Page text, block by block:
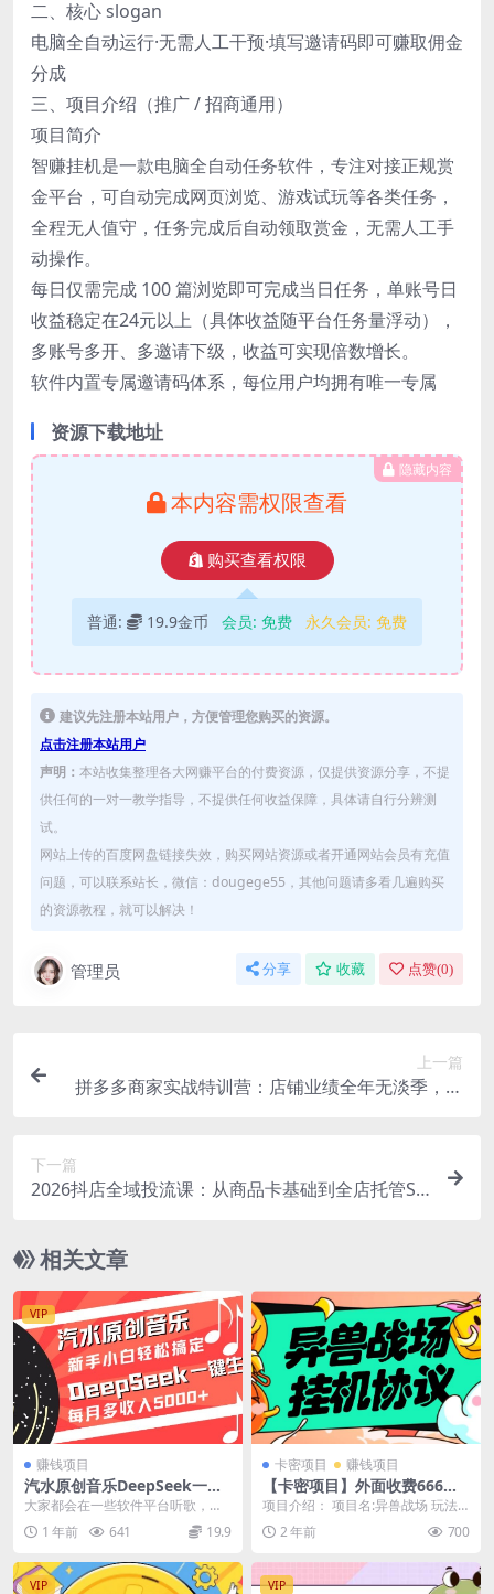
二、核心 slogan
电脑全自动运行·无需人工干预·填写邀请码即可赚取佣金
分成
三、项目介绍（推广 / 招商通用）
项目简介
智赚挂机是一款电脑全自动任务软件，专注对接正规赏
金平台，可自动完成网页浏览、游戏试玩等各类任务，
全程无人值守，任务完成后自动领取赏金，无需人工手
动操作。
每日仅需完成 100 篇浏览即可完成当日任务，单账号日
收益稳定在24元以上（具体收益随平台任务量浮动），
多账号多开、多邀请下级，收益可实现倍数增长。
软件内置专属邀请码体系，每位用户均拥有唯一专属
资源下载地址
隐藏内容
本内容需权限查看
购买查看权限
普通: 19.9金币 会员: 免费 永久会员: 免费
建议先注册本站用户，方便管理您购买的资源。
点击注册本站用户
声明： 本站收集整理各大网赚平台的付费资源，仅提供资源分享，不提
供任何的一对一教学指导，不提供任何收益保障，具体请自行分辨测
试。
网站上传的百度网盘链接失效，购买网站资源或者开通网站会员有充值
问题，可以联系站长，微信：dougege55，其他问题请多看几遍购买
的资源教程，就可以解决！
管理员 分享 收藏 点赞(0)
上一篇
拼多多商家实战特训营：店铺业绩全年无淡季，年
下一篇
2026抖店全域投流课：从商品卡基础到全店托管SO
相关文章
VIP
赚钱项目
汽水原创音乐DeepSeek一键
生成，新手小白轻松搞定，每
月多收入5k+
大家都会在一些软件平台听歌，不
知道大家知道不知道有些平台也是
可以挣钱，就是发布作...
1 年前 641 19.9
卡密项目 赚钱项目
【卡密项目】外面收费666的
异兽战场全自动挂机协议，单
机一 天最少50+【协议脚本
+使用教程】
项目介绍： 项目名:异兽战场 玩法:
就是用脚本全自动开炉得砖石然后
出售 异兽战场...
2 年前 700
VIP VIP